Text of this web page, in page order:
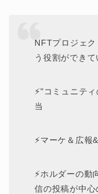
NFTプロジェ
う役割ができて
⚡"コミュニテ
当
⚡マーケ＆広
⚡ホルダーの
信の投稿が中心